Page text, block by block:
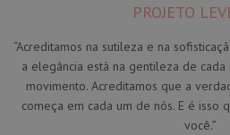
PROJETO
“Acreditamos na sutileza e na
a elegância está na gentileza de
movimento. Acreditamos que a
começa em cada um de nós. E é isso
você.”